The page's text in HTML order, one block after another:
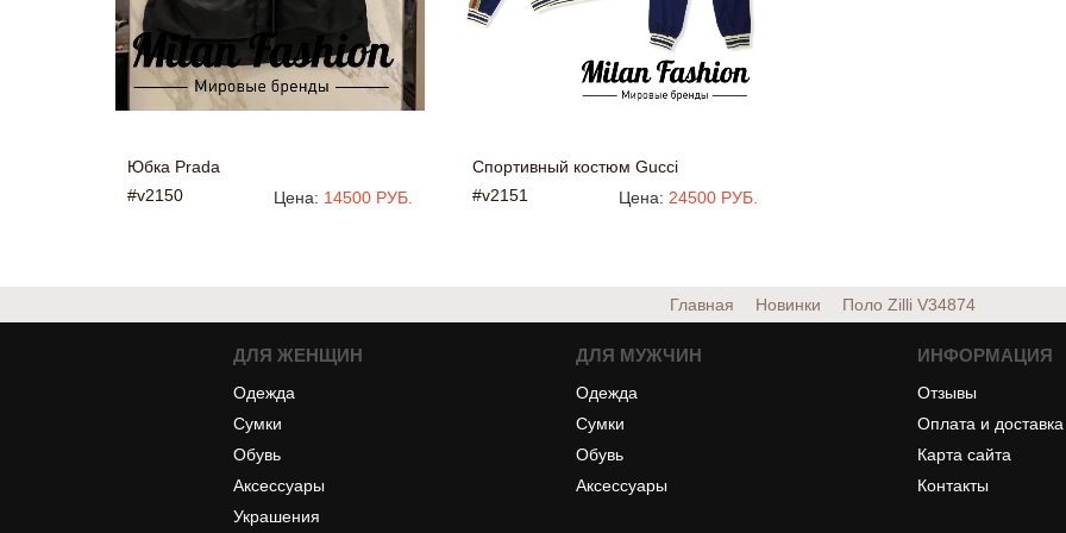
Юбка Prada
#v2150
Цена: 14500 РУБ.
Спортивный костюм Gucci
#v2151
Цена: 24500 РУБ.
Главная Новинки Поло Zilli V34874
ДЛЯ ЖЕНЩИН
Одежда
Сумки
Обувь
Аксессуары
Украшения
ДЛЯ МУЖЧИН
Одежда
Сумки
Обувь
Аксессуары
ИНФОРМАЦИЯ
Отзывы
Оплата и доставка
Карта сайта
Контакты